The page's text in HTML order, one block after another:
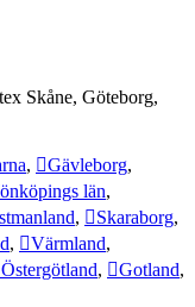
Skåne, Göteborg,
, Gävleborg,
län,
, Skaraborg,
, Värmland,
Östergötland, Gotland,